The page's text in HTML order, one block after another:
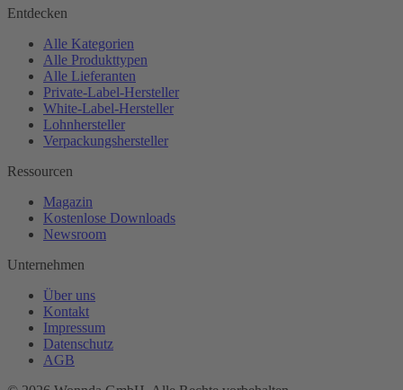
Entdecken
Alle Kategorien
Alle Produkttypen
Alle Lieferanten
Private-Label-Hersteller
White-Label-Hersteller
Lohnhersteller
Verpackungshersteller
Ressourcen
Magazin
Kostenlose Downloads
Newsroom
Unternehmen
Über uns
Kontakt
Impressum
Datenschutz
AGB